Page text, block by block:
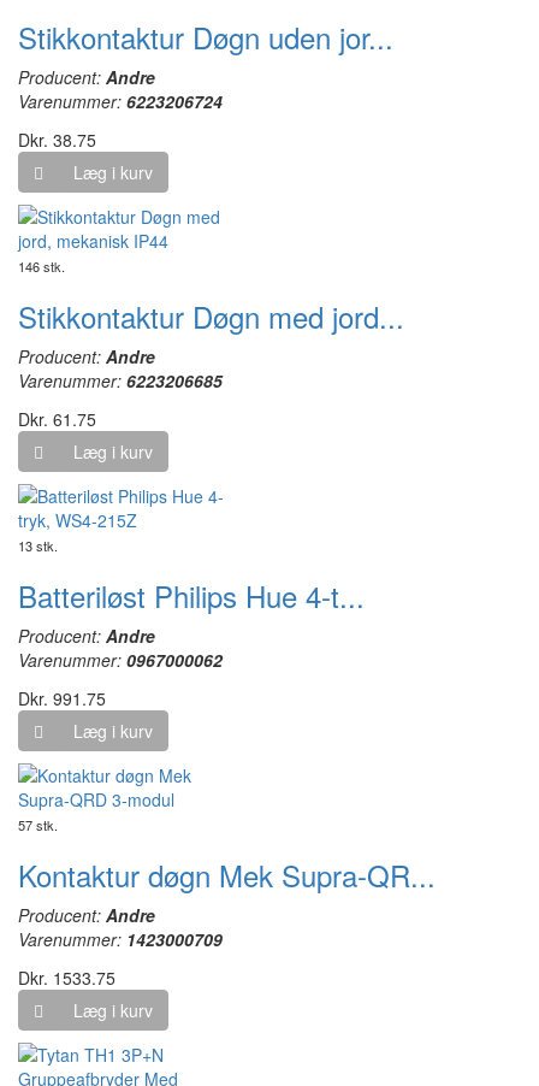
Stikkontaktur Døgn uden jor...
Producent: Andre
Varenummer: 6223206724
Dkr. 38.75
Læg i kurv
146 stk.
Stikkontaktur Døgn med jord...
Producent: Andre
Varenummer: 6223206685
Dkr. 61.75
Læg i kurv
13 stk.
Batteriløst Philips Hue 4-t...
Producent: Andre
Varenummer: 0967000062
Dkr. 991.75
Læg i kurv
57 stk.
Kontaktur døgn Mek Supra-QR...
Producent: Andre
Varenummer: 1423000709
Dkr. 1533.75
Læg i kurv